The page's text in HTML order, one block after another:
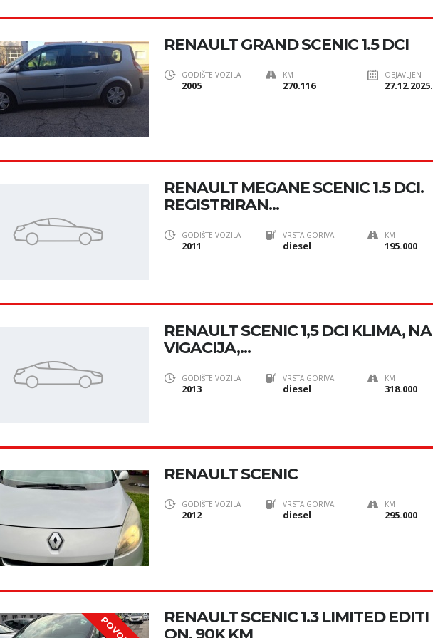
RENAULT GRAND SCENIC 1.5 DCI
GODIŠTE VOZILA
2005
KM
270.116
OBJAVLJEN
27.12.2025.
RENAULT MEGANE SCENIC 1.5 DCI.
REGISTRIRAN...
GODIŠTE VOZILA
2011
VRSTA GORIVA
diesel
KM
195.000
RENAULT SCENIC 1,5 DCI KLIMA, NA
VIGACIJA,...
GODIŠTE VOZILA
2013
VRSTA GORIVA
diesel
KM
318.000
RENAULT SCENIC
GODIŠTE VOZILA
2012
VRSTA GORIVA
diesel
KM
295.000
RENAULT SCENIC 1.3 LIMITED EDITI
ON, 90K KM